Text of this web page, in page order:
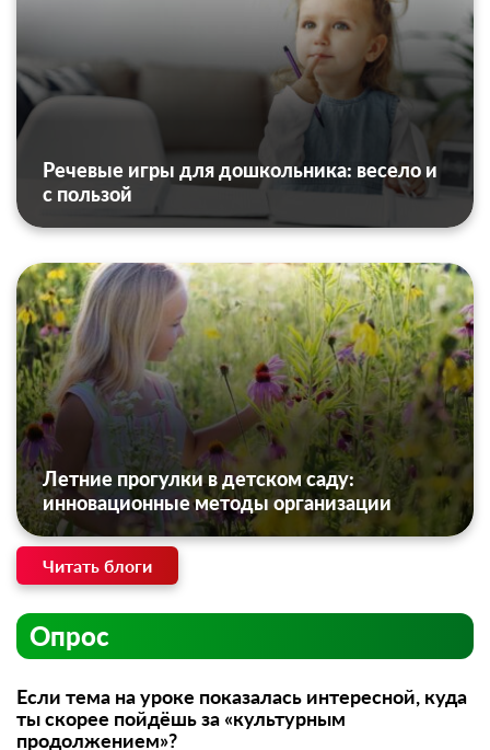
Речевые игры для дошкольника: весело и
с пользой
Летние прогулки в детском саду:
инновационные методы организации
Читать блоги
Опрос
Если тема на уроке показалась интересной, куда
ты скорее пойдёшь за «культурным
продолжением»?